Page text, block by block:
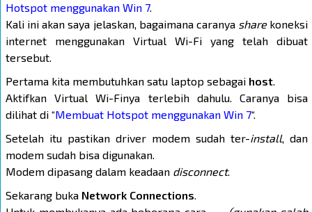
Hotspot menggunakan Win 7.
Kali ini akan saya jelaskan, bagaimana caranya sharekoneksi
internet menggunakan Virtual Wi-Fi yang telah dibuat
tersebut.
Pertama kita membutuhkan satu laptop sebagai host.
Aktifkan Virtual Wi-Finya terlebih dahulu. Caranya bisa
dilihat di “Membuat Hotspot menggunakan Win 7“.
Setelah itu pastikan driver modem sudah ter-install, dan
modem sudah bisa digunakan.
Modem dipasang dalam keadaan disconnect.
Sekarang buka Network Connections.